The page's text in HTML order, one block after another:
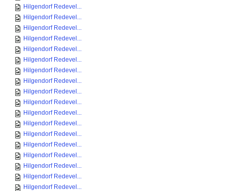
Hilgendorf Redevel...
Hilgendorf Redevel...
Hilgendorf Redevel...
Hilgendorf Redevel...
Hilgendorf Redevel...
Hilgendorf Redevel...
Hilgendorf Redevel...
Hilgendorf Redevel...
Hilgendorf Redevel...
Hilgendorf Redevel...
Hilgendorf Redevel...
Hilgendorf Redevel...
Hilgendorf Redevel...
Hilgendorf Redevel...
Hilgendorf Redevel...
Hilgendorf Redevel...
Hilgendorf Redevel...
Hilgendorf Redevel...